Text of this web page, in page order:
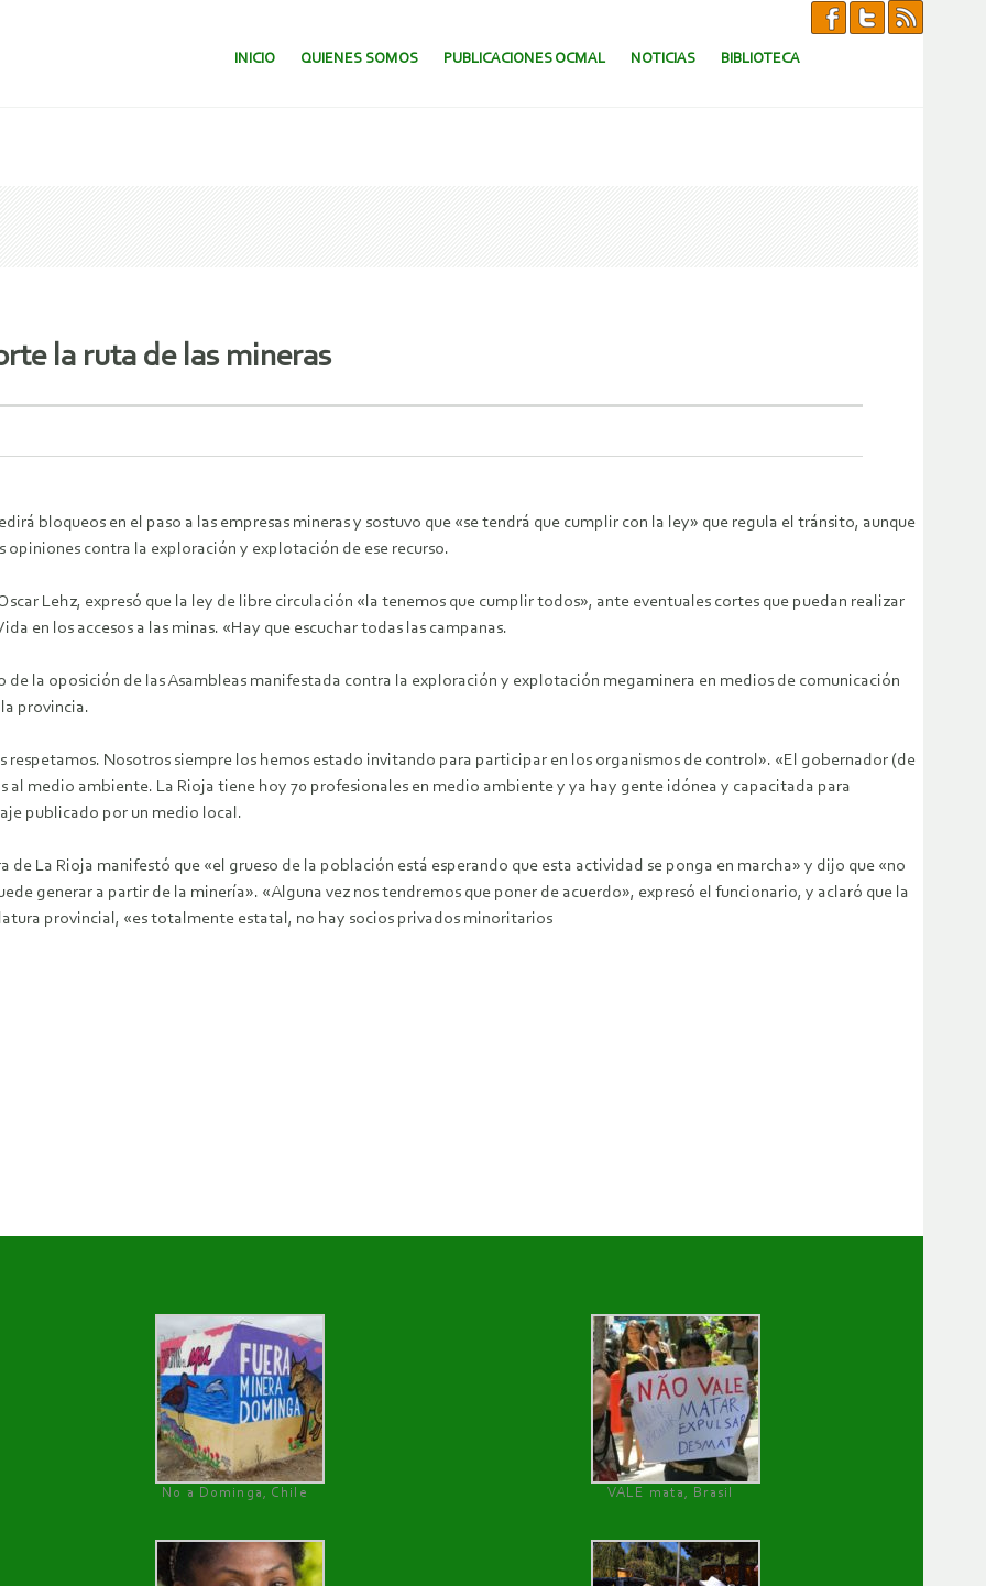
SALTAR AL CONTENIDO.
INICIO QUIENES SOMOS PUBLICACIONES OCMAL NOTICIAS BIBLIOTECA
la ruta de las mineras
bloqueos en el paso a las empresas mineras y sostuvo que «se tendrá que cumplir con la ley» que regula el tránsito, aunque
opiniones contra la exploración y explotación de ese recurso.
Lehz, expresó que la ley de libre circulación «la tenemos que cumplir todos», ante eventuales cortes que puedan realizar
en los accesos a las minas. «Hay que escuchar todas las campanas.
la oposición de las Asambleas manifestada contra la exploración y explotación megaminera en medios de comunicación
provincia.
respetamos. Nosotros siempre los hemos estado invitando para participar en los organismos de control». «El gobernador (de
al medio ambiente. La Rioja tiene hoy 70 profesionales en medio ambiente y ya hay gente idónea y capacitada para
publicado por un medio local.
de La Rioja manifestó que «el grueso de la población está esperando que esta actividad se ponga en marcha» y dijo que «no
generar a partir de la minería». «Alguna vez nos tendremos que poner de acuerdo», expresó el funcionario, y aclaró que la
provincial, «es totalmente estatal, no hay socios privados minoritarios
No a Dominga, Chile
VALE mata, Brasil